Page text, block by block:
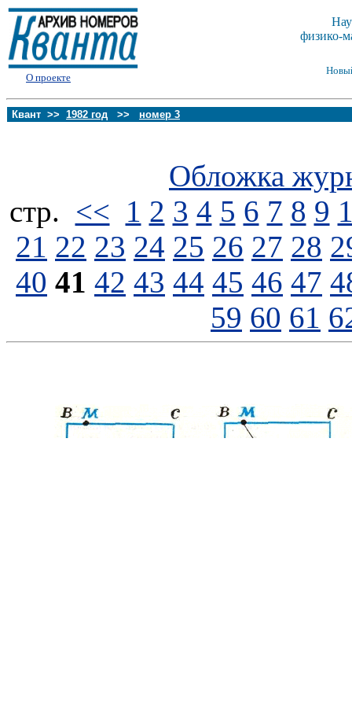
О проекте
физико-
Квант >> 1982 год >> номер 3
Обложка
стp. << 1 2 3 4 5 6 7 8 9
21 22 23 24 25 26 27 28
40 41 42 43 44 45 46 47
59 60 61